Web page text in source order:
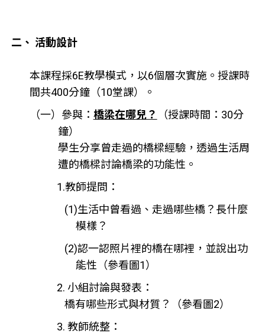
二、 活動設計
本課程採6E教學模式，以6個層次實施。授課時
間共400分鐘（10堂課）。
（一）參與： 橋梁在哪兒？
（授課時間：30分
鐘）
學生分享曾走過的橋樑經驗，透過生活周
遭的橋樑討論橋梁的功能性。
1.教師提問：
(1)生活中曾看過、走過哪些橋？長什麼
模樣？
(2)認一認照片裡的橋在哪裡，並說出功
能性（參看圖1）
2. 小組討論與發表：
橋有哪些形式與材質？（參看圖2）
3. 教師統整：